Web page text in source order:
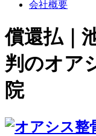
会社概要
償還払｜
判のオア
院